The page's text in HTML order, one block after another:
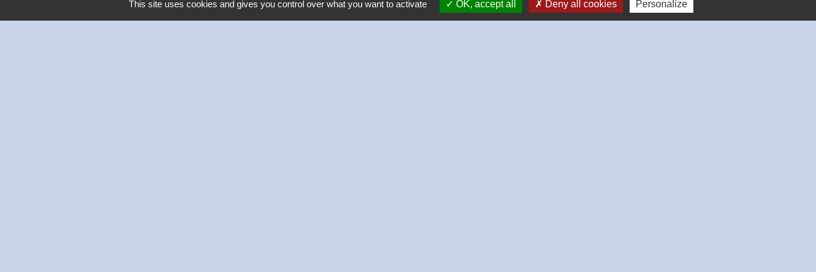
Signaler une erreur sur cette page
This site uses cookies and gives you control over what you want to activate OK, accept all Deny all cookies Personalize